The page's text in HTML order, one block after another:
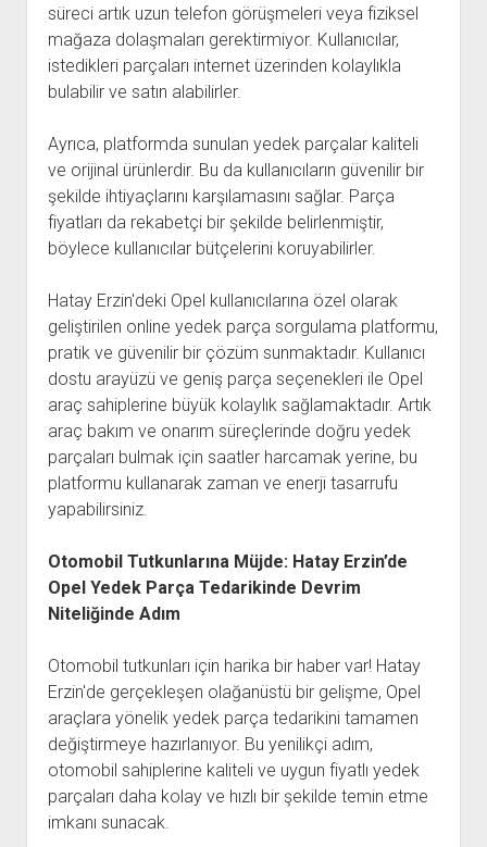
süreci artık uzun telefon görüşmeleri veya fiziksel
mağaza dolaşmaları gerektirmiyor. Kullanıcılar,
istedikleri parçaları internet üzerinden kolaylıkla
bulabilir ve satın alabilirler.
Ayrıca, platformda sunulan yedek parçalar kaliteli
ve orijinal ürünlerdir. Bu da kullanıcıların güvenilir bir
şekilde ihtiyaçlarını karşılamasını sağlar. Parça
fiyatları da rekabetçi bir şekilde belirlenmiştir,
böylece kullanıcılar bütçelerini koruyabilirler.
Hatay Erzin'deki Opel kullanıcılarına özel olarak
geliştirilen online yedek parça sorgulama platformu,
pratik ve güvenilir bir çözüm sunmaktadır. Kullanıcı
dostu arayüzü ve geniş parça seçenekleri ile Opel
araç sahiplerine büyük kolaylık sağlamaktadır. Artık
araç bakım ve onarım süreçlerinde doğru yedek
parçaları bulmak için saatler harcamak yerine, bu
platformu kullanarak zaman ve enerji tasarrufu
yapabilirsiniz.
Otomobil Tutkunlarına Müjde: Hatay Erzin’de
Opel Yedek Parça Tedarikinde Devrim
Niteliğinde Adım
Otomobil tutkunları için harika bir haber var! Hatay
Erzin'de gerçekleşen olağanüstü bir gelişme, Opel
araçlara yönelik yedek parça tedarikini tamamen
değiştirmeye hazırlanıyor. Bu yenilikçi adım,
otomobil sahiplerine kaliteli ve uygun fiyatlı yedek
parçaları daha kolay ve hızlı bir şekilde temin etme
imkanı sunacak.